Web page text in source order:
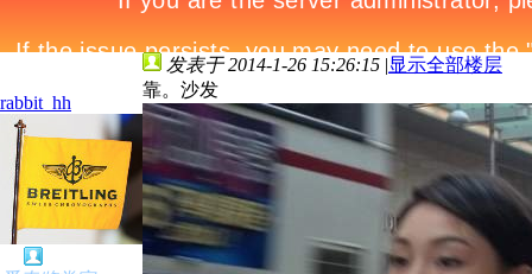
rabbit_hh
发表于 2014-1-26 15:26:15 |显示全部楼层
靠。沙发